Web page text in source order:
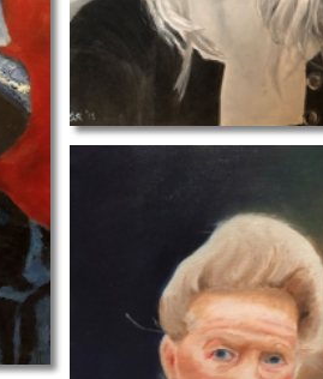
portret IV